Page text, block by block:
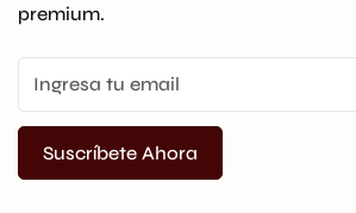
premium.
Suscríbete Ahora